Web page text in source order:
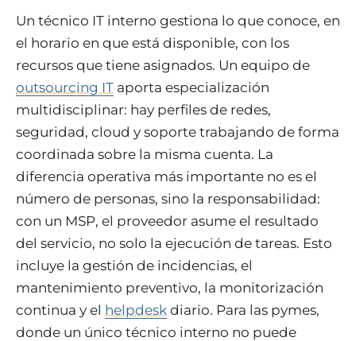
Un técnico IT interno gestiona lo que conoce, en
el horario en que está disponible, con los
recursos que tiene asignados. Un equipo de
outsourcing IT aporta especialización
multidisciplinar: hay perfiles de redes,
seguridad, cloud y soporte trabajando de forma
coordinada sobre la misma cuenta. La
diferencia operativa más importante no es el
número de personas, sino la responsabilidad:
con un MSP, el proveedor asume el resultado
del servicio, no solo la ejecución de tareas. Esto
incluye la gestión de incidencias, el
mantenimiento preventivo, la monitorización
continua y el helpdesk diario. Para las pymes,
donde un único técnico interno no puede